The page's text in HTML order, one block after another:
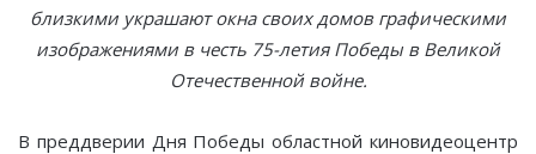
близкими украшают окна своих домов графическими
изображениями в честь 75-летия Победы в Великой
Отечественной войне.
В преддверии Дня Победы областной киновидеоцентр